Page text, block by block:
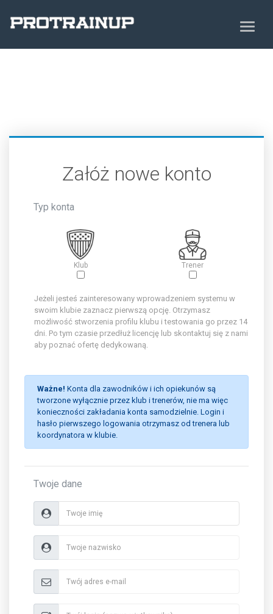
Załóż nowe konto
Typ konta
Klub Trener
Jeżeli jesteś zainteresowany wprowadzeniem systemu w
swoim klubie zaznacz pierwszą opcję. Otrzymasz
możliwość stworzenia profilu klubu i testowania go przez 14
dni. Po tym czasie przedłuż licencję lub skontaktuj się z nami
aby poznać ofertę dedykowaną.
Ważne! Konta dla zawodników i ich opiekunów są
tworzone wyłącznie przez klub i trenerów, nie ma więc
konieczności zakładania konta samodzielnie. Login i
hasło pierwszego logowania otrzymasz od trenera lub
koordynatora w klubie.
Twoje dane